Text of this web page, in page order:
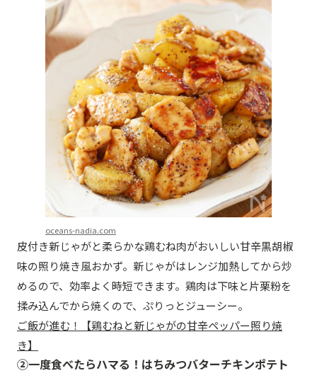
oceans-nadia.com
皮付き新じゃがと柔らかな鶏むね肉がおいしい甘辛黒胡椒
味の照り焼き風おかず。新じゃがはレンジ加熱してから炒
めるので、効率よく時短できます。鶏肉は下味と片栗粉を
揉み込んでから焼くので、ぷりっとジューシー。
ご飯が進む！【鶏むねと新じゃがの甘辛ペッパー照り焼
き】
②一度食べたらハマる！はちみつバターチキンポテト